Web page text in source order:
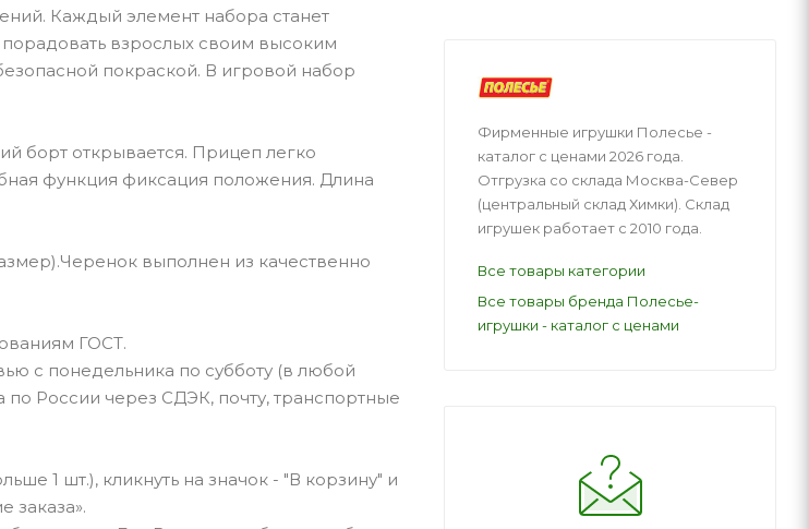
Каждый элемент набора станет
взрослых своим высоким
покраской. В игровой набор
борт открывается. Прицеп легко
функция фиксация положения. Длина
выполнен из качественно
ГОСТ.
с понедельника по субботу (в любой
России через СДЭК, почту, транспортные
1 шт.), кликнуть на значок - "В корзину" и
заказа».
Фирменные игрушки Полесье -
каталог с ценами 2026 года.
Отгрузка со склада Москва-Север
(центральный склад Химки). Склад
игрушек работает с 2010 года.
Все товары категории
Все товары бренда Полесье-
игрушки - каталог с ценами